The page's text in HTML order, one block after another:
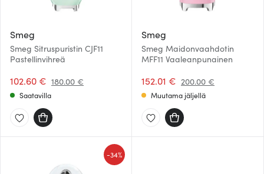
Smeg
Smeg Sitruspuristin CJF11
Pastellinvihreä
102.60 € 180.00 €
Saatavilla
Smeg
Smeg Maidonvaahdotin
MFF11 Vaaleanpunainen
152.01 € 200.00 €
Muutama jäljellä
-34%